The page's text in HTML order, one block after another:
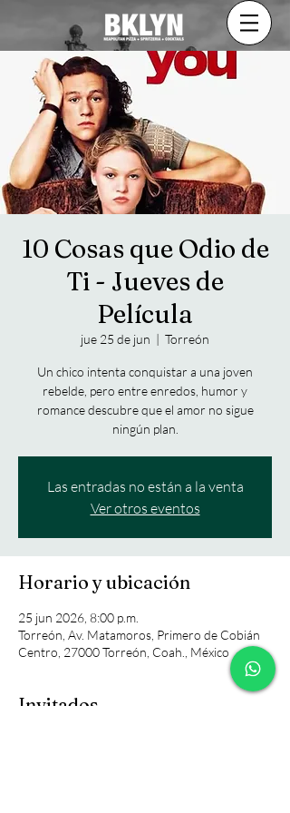
10 Cosas que Odio de
Ti - Jueves de
Película
jue 25 de jun
  |
Torreón
Un chico intenta conquistar a una joven
rebelde, pero entre enredos, humor y
romance descubre que el amor no sigue
ningún plan.
Las entradas no están a la venta
Ver otros eventos
Horario y ubicación
25 jun 2026, 8:00 p.m.
Torreón, Av. Matamoros, Primero de Cobián
Centro, 27000 Torreón, Coah., México
Invitados